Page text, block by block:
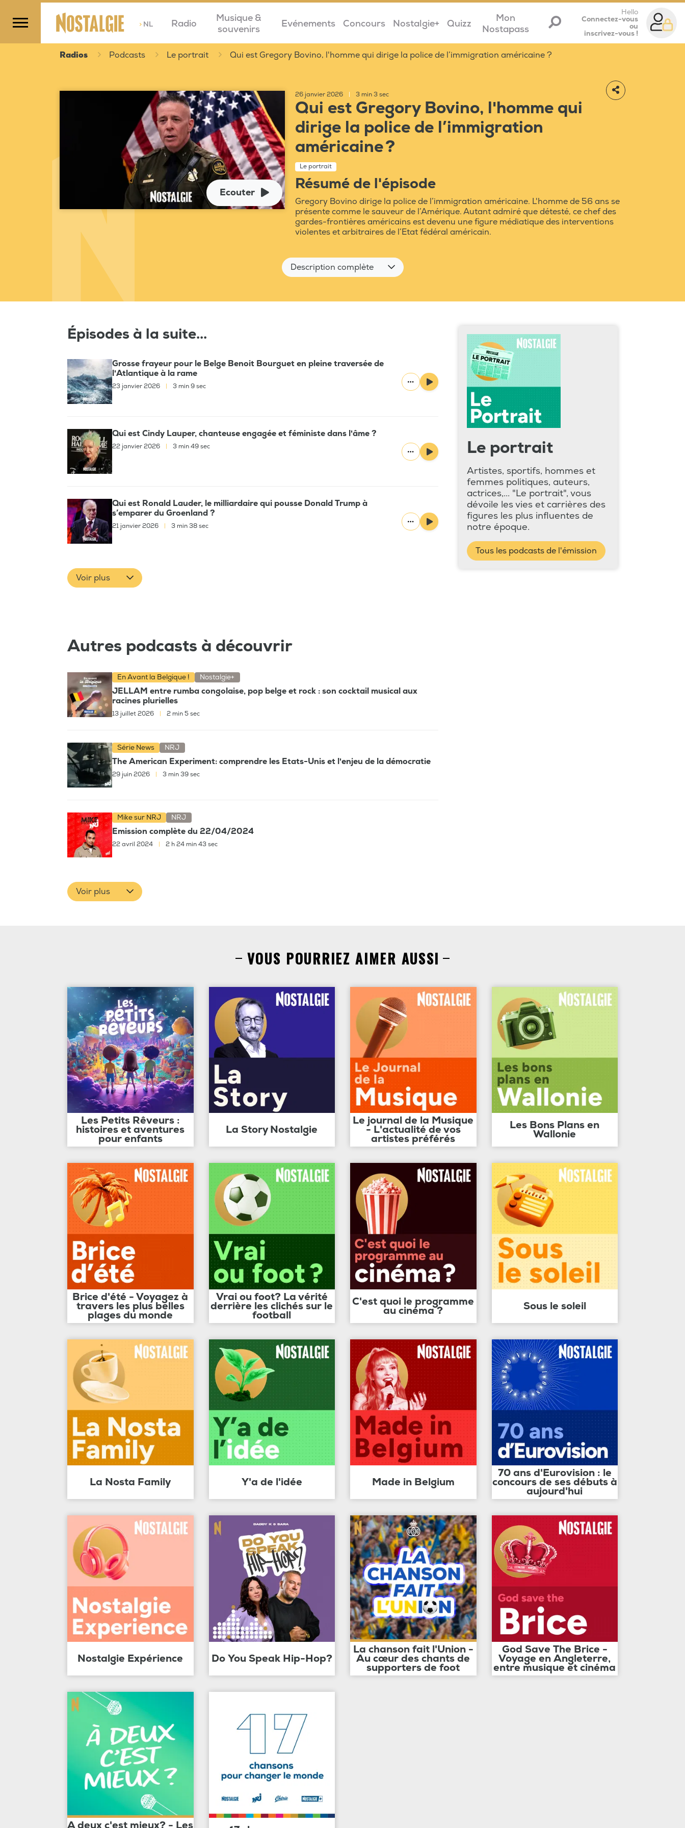
>NL Radio
Musique &
souvenirs
Evénements Concours Nostalgie+ Quizz
Mon
Nostapass
Hello
Connectez-vous
ou
inscrivez-vous !
Radios Podcasts Le portrait Qui est Gregory Bovino, l'homme qui dirige la police de l’immigration américaine ?
Ecouter
26 janvier 2026 3 min 3 sec
Qui est Gregory Bovino, l'homme qui
dirige la police de l’immigration
américaine ?
Le portrait
Résumé de l'épisode
Gregory Bovino dirige la police de l’immigration américaine. L'homme de 56 ans se
présente comme le sauveur de l’Amérique. Autant admiré que détesté, ce chef des
gardes-frontières américains est devenu une figure médiatique des interventions
violentes et arbitraires de l’Etat fédéral américain.
Description complète
Épisodes à la suite...
Grosse frayeur pour le Belge Benoit Bourguet en pleine traversée de
l'Atlantique à la rame
23 janvier 2026 3 min 9 sec
Qui est Cindy Lauper, chanteuse engagée et féministe dans l'âme ?
22 janvier 2026 3 min 49 sec
Qui est Ronald Lauder, le milliardaire qui pousse Donald Trump à
s’emparer du Groenland ?
21 janvier 2026 3 min 38 sec
Voir plus
Le portrait
Artistes, sportifs, hommes et
femmes politiques, auteurs,
actrices,... "Le portrait", vous
dévoile les vies et carrières des
figures les plus influentes de
notre époque.
Tous les podcasts de l'émission
Autres podcasts à découvrir
En Avant la Belgique ! Nostalgie+
JELLAM entre rumba congolaise, pop belge et rock : son cocktail musical aux
racines plurielles
13 juillet 2026 2 min 5 sec
Série News NRJ
The American Experiment: comprendre les Etats-Unis et l'enjeu de la démocratie
29 juin 2026 | 3 min 39 sec
Mike sur NRJ NRJ
Emission complète du 22/04/2024
22 avril 2024 | 2 h 24 min 43 sec
Voir plus
VOUS POURRIEZ AIMER AUSSI
Les Petits Rêveurs :
histoires et aventures
pour enfants
La Story Nostalgie
Le journal de la Musique
- L'actualité de vos
artistes préférés
Les Bons Plans en
Wallonie
Brice d'été - Voyagez à
travers les plus belles
plages du monde
Vrai ou foot? La vérité
derrière les clichés sur le
football
C'est quoi le programme
au cinéma ? Sous le soleil
La Nosta Family Y'a de l'idée Made in Belgium
70 ans d'Eurovision : le
concours de ses débuts à
aujourd'hui
Nostalgie Expérience Do You Speak Hip-Hop?
La chanson fait l'Union -
Au cœur des chants de
supporters de foot
God Save The Brice -
Voyage en Angleterre,
entre musique et cinéma
A deux c'est mieux? - Les